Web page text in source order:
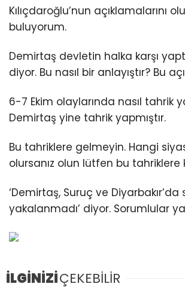
Kılıçdaroğlu’nun açıklamalarını
buluyorum.
Demirtaş devletin halka karşı
diyor. Bu nasıl bir anlayıştır? Bu
6-7 Ekim olaylarında nasıl tahrik
Demirtaş yine tahrik yapmıştır.
Bu tahriklere gelmeyin. Hangi
olursanız olun lütfen bu tahriklere
‘Demirtaş, Suruç ve
yakalanmadı’ diyor. Sorumlular
İLGİNİZİÇEKEBİLİR